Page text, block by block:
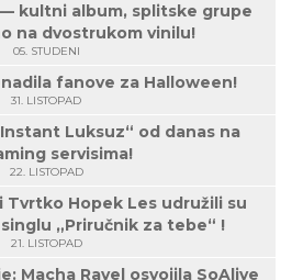
— kultni album, splitske grupe
na dvostrukom vinilu!
05. STUDENI
fanove za Halloween!
31. LISTOPAD
Luksuz“ od danas na
servisima!
22. LISTOPAD
Tvrtko Hopek Les udružili su
„Priručnik za tebe“ !
21. LISTOPAD
Macha Ravel osvojila SoAlive